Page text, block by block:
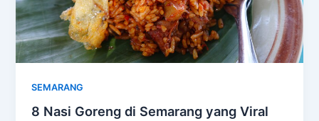
SEMARANG
8 Nasi Goreng di Semarang yang Viral